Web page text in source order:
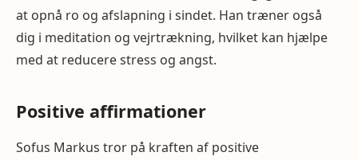
at opnå ro og afslapning i sindet. Han træner også
dig i meditation og vejrtrækning, hvilket kan hjælpe
med at reducere stress og angst.
Positive affirmationer
Sofus Markus tror på kraften af positive